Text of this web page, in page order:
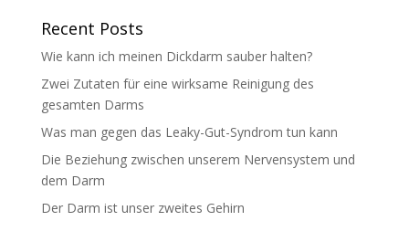
Recent Posts
Wie kann ich meinen Dickdarm sauber halten?
Zwei Zutaten für eine wirksame Reinigung des
gesamten Darms
Was man gegen das Leaky-Gut-Syndrom tun kann
Die Beziehung zwischen unserem Nervensystem und
dem Darm
Der Darm ist unser zweites Gehirn